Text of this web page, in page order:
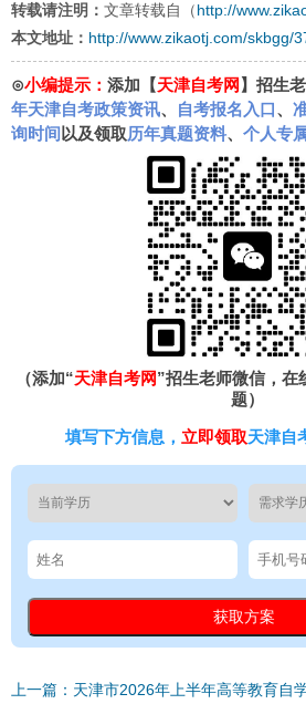
转载请注明： 文章转载自（ http://
本文地址： http://www.zikaotj.com/skbgg/
⊙小编提示： 添加【天津自考网 】招生
年天津自考政策资讯、 自考报名入口、
询时间 以及领取历年真题资料、 个人专
（添加“天津自考网”招生老师微信，在
题）
填写下方信息， 立即领取天津自
上一篇：天津市2026年上半年高等教育自